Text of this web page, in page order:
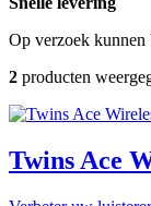
Op verzoek kunnen
2 producten
Twins Ace